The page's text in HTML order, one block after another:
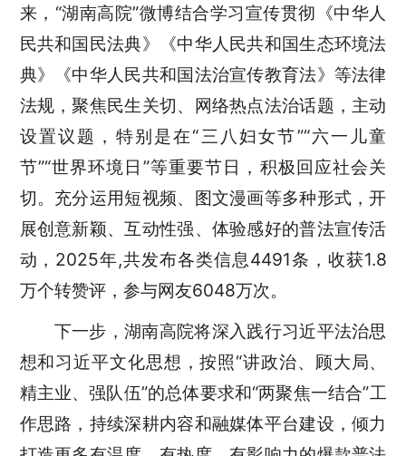
来，“湖南高院”微博结合学习宣传贯彻《中华人
民共和国民法典》《中华人民共和国生态环境法
典》《中华人民共和国法治宣传教育法》等法律
法规，聚焦民生关切、网络热点法治话题，主动
设置议题，特别是在“三八妇女节”“六一儿童
节”“世界环境日”等重要节日，积极回应社会关
切。充分运用短视频、图文漫画等多种形式，开
展创意新颖、互动性强、体验感好的普法宣传活
动，2025年,共发布各类信息4491条，收获1.8
万个转赞评，参与网友6048万次。
下一步，湖南高院将深入践行习近平法治思
想和习近平文化思想，按照“讲政治、顾大局、
精主业、强队伍”的总体要求和“两聚焦一结合”工
作思路，持续深耕内容和融媒体平台建设，倾力